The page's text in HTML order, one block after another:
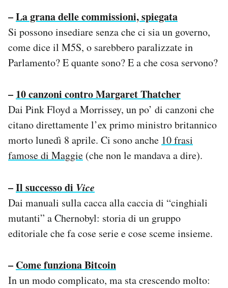
–La grana delle commissioni, spiegata
Si possono insediare senza che ci sia un governo,
come dice il M5S, o sarebbero paralizzate in
Parlamento? E quante sono? E a che cosa servono?
– 10 canzoni contro Margaret Thatcher
Dai Pink Floyd a Morrissey, un po’ di canzoni che
citano direttamente l’ex primo ministro britannico
morto lunedì 8 aprile. Ci sono anche 10 frasi
famose di Maggie (che non le mandava a dire).
–Il successo di Vice
Dai manuali sulla cacca alla caccia di “cinghiali
mutanti” a Chernobyl: storia di un gruppo
editoriale che fa cose serie e cose sceme insieme.
– Come funziona Bitcoin
In un modo complicato, ma sta crescendo molto: